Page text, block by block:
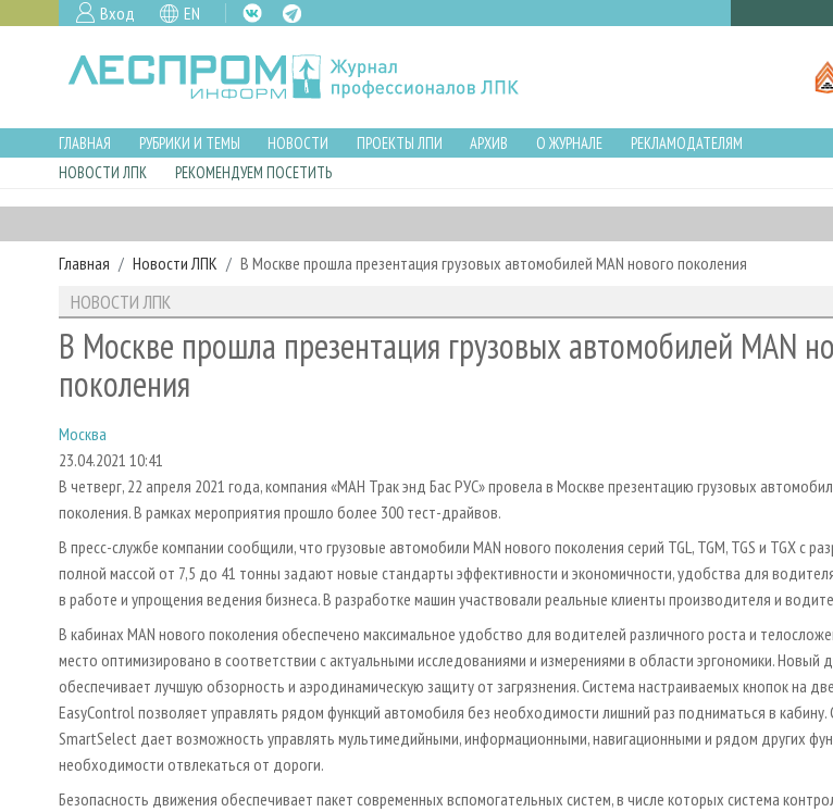
Вход EN
ГЛАВНАЯ РУБРИКИ И ТЕМЫ НОВОСТИ ПРОЕКТЫ ЛПИ АРХИВ О ЖУРНАЛЕ
РЕКЛАМОДАТЕЛЯМ
НОВОСТИ ЛПК
РЕКОМЕНДУЕМ ПОСЕТИТЬ
Главная Новости ЛПК В Москве прошла презентация грузовых автомобилей MAN нового поколения
НОВОСТИ ЛПК
В Москве прошла презентация грузовых автомобилей MAN
поколения
Москва
23.04.2021 10:41
В четверг, 22 апреля 2021 года, компания «МАН Трак энд Бас РУС» провела в Москве презентацию грузовых
поколения. В рамках мероприятия прошло более 300 тест-драйвов.
В пресс-службе компании сообщили, что грузовые автомобили MAN нового поколения серий TGL, TGM, TGS и TGX с
полной массой от 7,5 до 41 тонны задают новые стандарты эффективности и экономичности, удобства для
в работе и упрощения ведения бизнеса. В разработке машин участвовали реальные клиенты производителя и
В кабинах MAN нового поколения обеспечено максимальное удобство для водителей различного роста и
место оптимизировано в соответствии с актуальными исследованиями и измерениями в области эргономики. Новый
обеспечивает лучшую обзорность и аэродинамическую защиту от загрязнения. Система настраиваемых кнопок на
EasyControl позволяет управлять рядом функций автомобиля без необходимости лишний раз подниматься в кабину.
SmartSelect дает возможность управлять мультимедийными, информационными, навигационными и рядом других
необходимости отвлекаться от дороги.
Безопасность движения обеспечивает пакет современных вспомогательных систем, в числе которых система